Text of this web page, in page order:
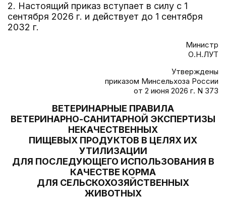
2. Настоящий приказ вступает в силу с 1
сентября 2026 г. и действует до 1 сентября
2032 г.
Министр
О.Н.ЛУТ
Утверждены
приказом Минсельхоза России
от 2 июня 2026 г. N 373
ВЕТЕРИНАРНЫЕ ПРАВИЛА
ВЕТЕРИНАРНО-САНИТАРНОЙ ЭКСПЕРТИЗЫ
НЕКАЧЕСТВЕННЫХ
ПИЩЕВЫХ ПРОДУКТОВ В ЦЕЛЯХ ИХ
УТИЛИЗАЦИИ
ДЛЯ ПОСЛЕДУЮЩЕГО ИСПОЛЬЗОВАНИЯ В
КАЧЕСТВЕ КОРМА
ДЛЯ СЕЛЬСКОХОЗЯЙСТВЕННЫХ
ЖИВОТНЫХ